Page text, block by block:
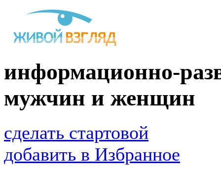
информационно-
мужчин и женщин
сделать стартовой
добавить в Избранное